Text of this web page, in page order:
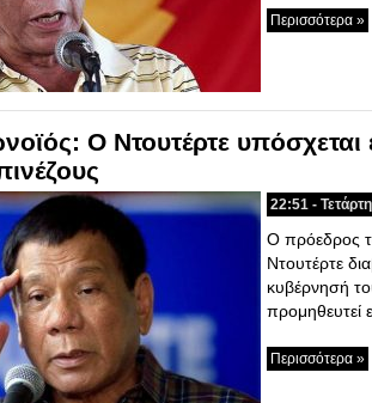
Περισσότερα »
O Nτουτέρτε υπόσχεται
22:51 -
Ο πρόεδρος
Ντουτέρτε
κυβέρνησή
προμηθευτεί
Περισσότερα »